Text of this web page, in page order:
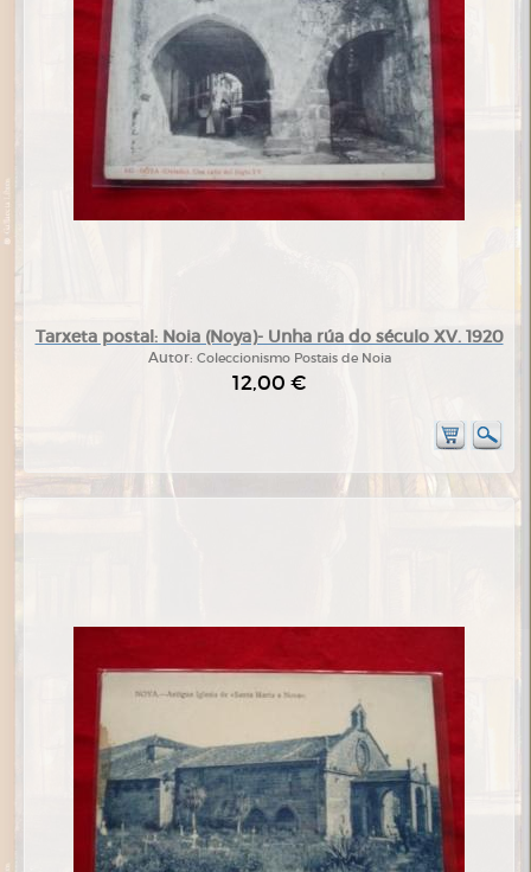
Tarxeta postal: Noia (Noya)- Unha rúa do século XV. 1920
Autor: Coleccionismo Postais de Noia
12,00 €